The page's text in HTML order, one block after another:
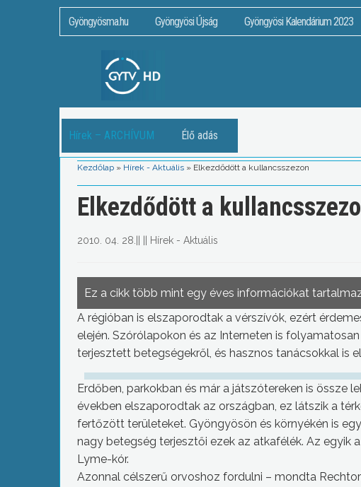
Gyöngyösma.hu Gyöngyösi Újság Gyöngyösi Kalendárium 2023
Hírek – ARCHÍVUM Élő adás
Kezdőlap » Hírek - Aktuális » Elkezdődött a kullancsszezon
Elkezdődött a
2010. 04. 28. Hírek - Aktuális
Ez a cikk több mint egy éves információkat
A régióban is elszaporodtak a vérszívók, ezért
elején. Szórólapokon és az Interneten is
terjesztett betegségekről, és hasznos tanácsokkal is
Erdőben, parkokban és már a játszótereken is össze
években elszaporodtak az országban, ez látszik a
fertőzött területeket. Gyöngyösön és környékén is
nagy betegség terjesztői ezek az atkafélék. Az egyik
Lyme-kór.
Azonnal célszerű orvoshoz fordulni – mondta